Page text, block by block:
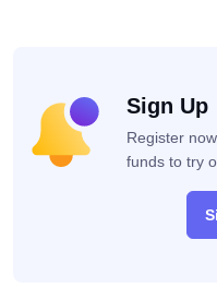
Sign Up
Register
funds to try